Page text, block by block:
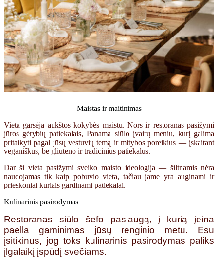
Maistas ir maitinimas
Vieta garsėja aukštos kokybės maistu. Nors ir restoranas pasižymi
jūros gėrybių patiekalais, Panama siūlo įvairų meniu, kurį galima
pritaikyti pagal jūsų vestuvių temą ir mitybos poreikius — įskaitant
veganiškus, be gliuteno ir tradicinius patiekalus.
Dar ši vieta pasižymi sveiko maisto ideologija — šiltnamis nėra
naudojamas tik kaip pobuvio vieta, tačiau jame yra auginami ir
prieskoniai kuriais gardinami patiekalai.
Kulinarinis pasirodymas
Restoranas siūlo šefo paslaugą, į kurią įeina
paella gaminimas jūsų renginio metu. Esu
įsitikinus, jog toks kulinarinis pasirodymas paliks
įlgalaikį įspūdį svečiams.